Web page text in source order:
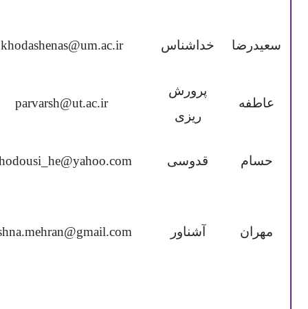
سعیدرضا خداشناس khodashenas@um.ac.ir
عاطفه
پرورش
ریزی
parvarsh@ut.ac.ir
حسام قدوسی
مهران آشناور